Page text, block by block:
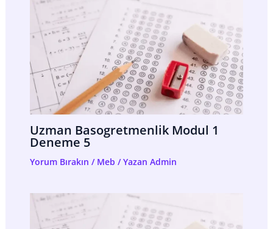
Uzman Basogretmenlik Modul 1
Deneme 5
Yorum Bırakın / Meb / Yazan Admin